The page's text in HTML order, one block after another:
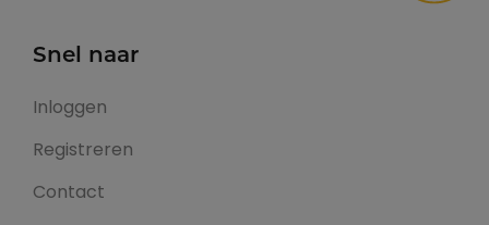
Snel naar
Inloggen
Registreren
Contact